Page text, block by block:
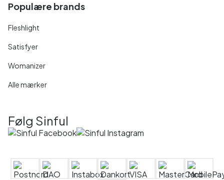
Populære brands
Fleshlight
Satisfyer
Womanizer
Alle mærker
Følg Sinful